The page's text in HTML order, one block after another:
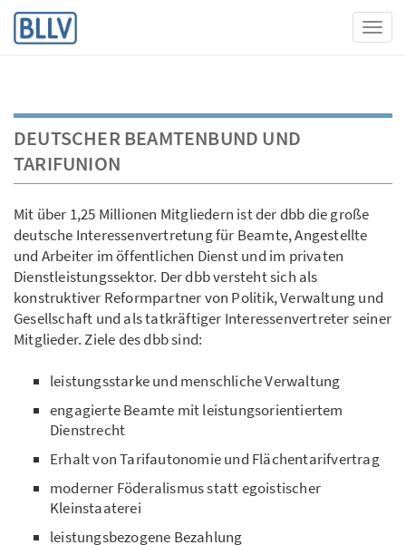
DEUTSCHER BEAMTENBUND UND
TARIFUNION
Mit über 1,25 Millionen Mitgliedern ist der dbb die große
deutsche Interessenvertretung für Beamte, Angestellte
und Arbeiter im öffentlichen Dienst und im privaten
Dienstleistungssektor. Der dbb versteht sich als
konstruktiver Reformpartner von Politik, Verwaltung und
Gesellschaft und als tatkräftiger Interessenvertreter seiner
Mitglieder. Ziele des dbb sind:
leistungsstarke und menschliche Verwaltung
engagierte Beamte mit leistungsorientiertem
Dienstrecht
Erhalt von Tarifautonomie und Flächentarifvertrag
moderner Föderalismus statt egoistischer
Kleinstaaterei
leistungsbezogene Bezahlung